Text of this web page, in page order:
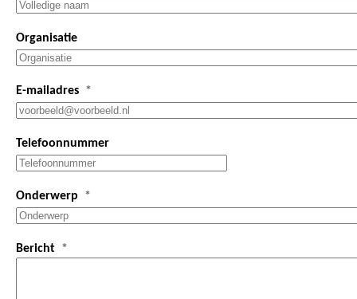
Organisatie
E-mailadres
Telefoonnummer
Onderwerp
Bericht